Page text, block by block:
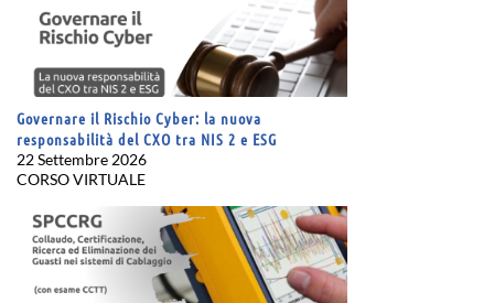
Governare il Rischio Cyber: la nuova
responsabilità del CXO tra NIS 2 e ESG
22 Settembre 2026
CORSO VIRTUALE